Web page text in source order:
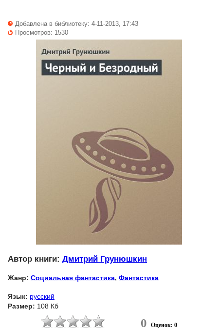
Добавлена в библиотеку: 4-11-2013, 17:43
Просмотров: 1530
Автор книги: Дмитрий Грунюшкин
Жанр: Социальная фантастика, Фантастика
Язык: русский
Размер: 108 Кб
0 Оценок: 0